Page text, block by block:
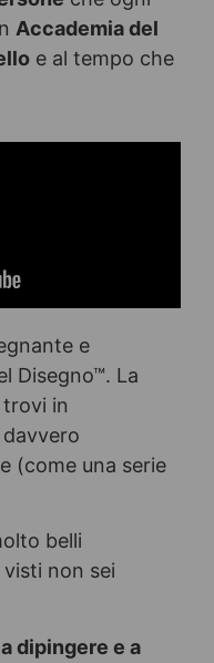
Accademia del
e al tempo che
e
Disegno™. La
in
(come una serie
belli
non sei
dipingere e a